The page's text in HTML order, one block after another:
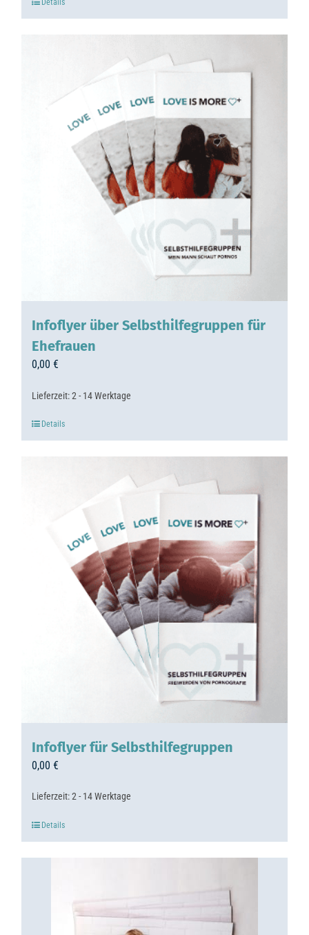
Details
Infoflyer über Selbsthilfegruppen für
Ehefrauen
0,00 €
Lieferzeit:2 - 14 Werktage
Details
Infoflyer für Selbsthilfegruppen
0,00 €
Lieferzeit:2 - 14 Werktage
Details